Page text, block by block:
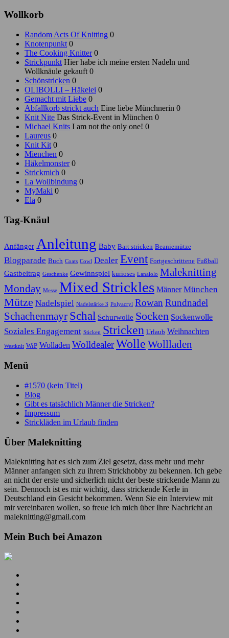
Wollkorb
Random Acts Of Knitting 0
Knotenpunkt 0
The Cooking Knitter0
Strickpunkt Hier habe ich meine ersten Nadeln und
Wollknäule gekauft 0
Schönstricken 0
OLIBOLLI – Häkelei 0
Gemacht mit Liebe 0
Abfallkorb strickt auch Eine liebe Münchnerin 0
Knit Nite Das Strick-Event in München 0
Michael Knits I am not the only one! 0
Laureus 0
Knit Kit 0
Mienchen 0
Häkelmonster0
Strickmich 0
La Wollbindung 0
MyMaki 0
Ela 0
Tag-Knäul
Anfänger Anleitung Baby Bart stricken Beaniemütze
Blogparade Buch Coats Cowl Dealer Event Fortgeschrittene Fußball
Gastbeitrag Geschenke Gewinnspiel kurioses Lanaiolo Maleknitting
Monday Messe Mixed Strickles Männer München
Mütze Nadelspiel Nadelstärke 3 Polyacryl Rowan Rundnadel
Schachenmayr Schal Schurwolle Socken Sockenwolle
Soziales Engagement Sticken Stricken Urlaub Weihnachten
Westknit WiP Wolladen WolldealerWolle Wollladen
Menü
#1570 (kein Titel)
Blog
Gibt es tatsächlich Männer die Stricken?
Impressum
Strickläden im Urlaub finden
Über Maleknitting
Maleknitting hat es sich zum Ziel gesetzt, dass mehr und mehr
Männer anfangen sich zu ihrem Strickhobby zu bekennen. Ich gebe
an nicht der erste und sicherlich nicht der beste strickende Mann zu
sein. Dennoch ist es mir wichtig, dass strickende Kerle in
Deutschland ein Gesicht bekommen. Wenn Sie ein Interview mit
mir vereinbaren wollen, so freue ich mich über Ihre Nachricht an
maleknitting@gmail.com
Mein Buch bei Amazon